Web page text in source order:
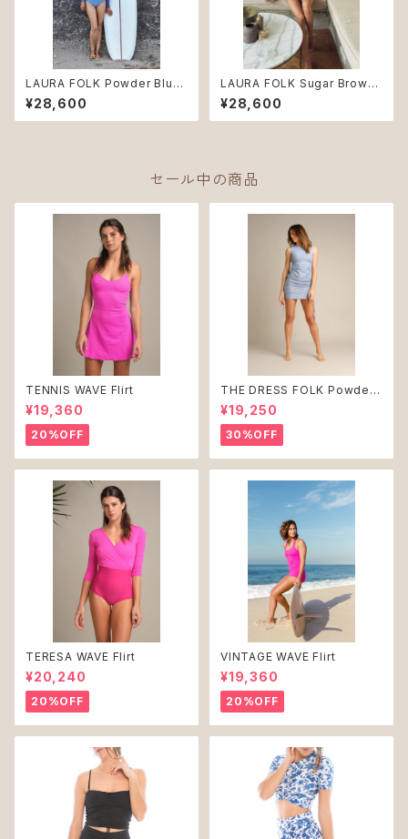
LAURA FOLK Powder Blue
♻︎
¥28,600
LAURA FOLK Sugar Brown
NUDE ♻︎
¥28,600
セール中の商品
TENNIS WAVE Flirt
¥19,360
20%OFF
THE DRESS FOLK Powder
Blue ♻︎
¥19,250
30%OFF
TERESA WAVE Flirt
¥20,240
20%OFF
VINTAGE WAVE Flirt
¥19,360
20%OFF